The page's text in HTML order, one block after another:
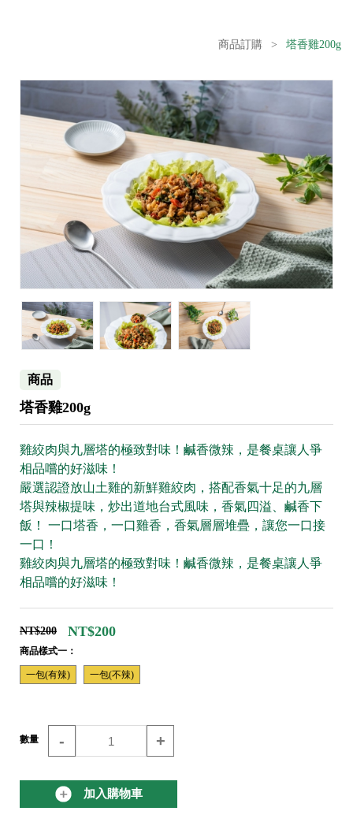
商品訂購 > 塔香雞200g
商品
塔香雞200g
雞絞肉與九層塔的極致對味！鹹香微辣，是餐桌讓人爭
相品嚐的好滋味！
嚴選認證放山土雞的新鮮雞絞肉，搭配香氣十足的九層
塔與辣椒提味，炒出道地台式風味，香氣四溢、鹹香下
飯！ 一口塔香，一口雞香，香氣層層堆疊，讓您一口接
一口！
雞絞肉與九層塔的極致對味！鹹香微辣，是餐桌讓人爭
相品嚐的好滋味！
NT$200 NT$200
商品樣式一：
一包(有辣) 一包(不辣)
數量 - +
加入購物車